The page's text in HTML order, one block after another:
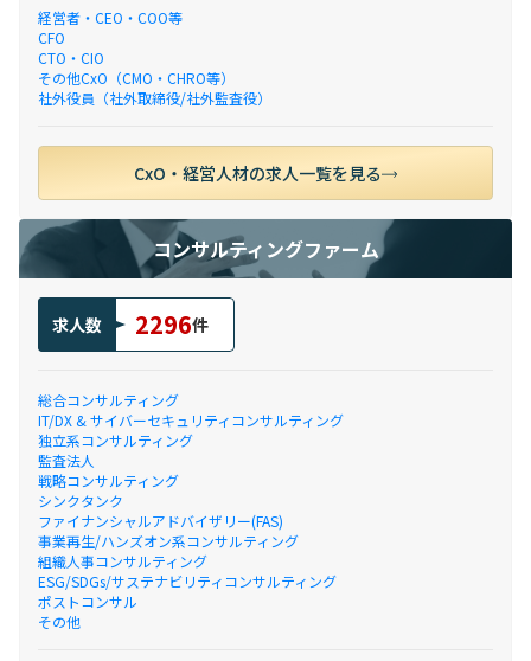
経営者・CEO・COO等
CFO
CTO・CIO
その他CxO（CMO・CHRO等）
社外役員（社外取締役/社外監査役）
CxO・経営人材の求人一覧を見る
コンサルティングファーム
求人数 2296件
総合コンサルティング
IT/DX & サイバーセキュリティコンサルティング
独立系コンサルティング
監査法人
戦略コンサルティング
シンクタンク
ファイナンシャルアドバイザリー(FAS)
事業再生/ハンズオン系コンサルティング
組織人事コンサルティング
ESG/SDGs/サステナビリティコンサルティング
ポストコンサル
その他